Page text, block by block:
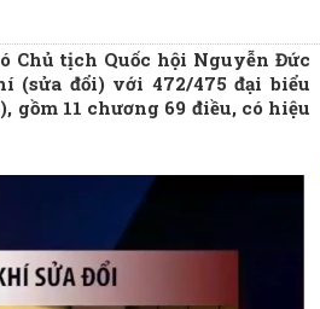
Chủ tịch Quốc hội Nguyễn Đức
(sửa đổi) với 472/475 đại biểu
11 chương 69 điều, có hiệu